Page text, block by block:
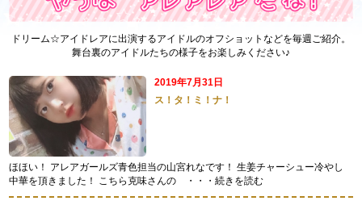
ドリーム☆アイドレアに出演するアイドルのオフショットなどを毎週ご紹介。
舞台裏のアイドルたちの様子をお楽しみください♪
2019年7月31日
ス！タ！ミ！ナ！
ほほい！ アレアガールズ青色担当の山宮れなです！ 生姜チャーシュー冷やし
中華を頂きました！ こちら克味さんの
・・・続きを読む